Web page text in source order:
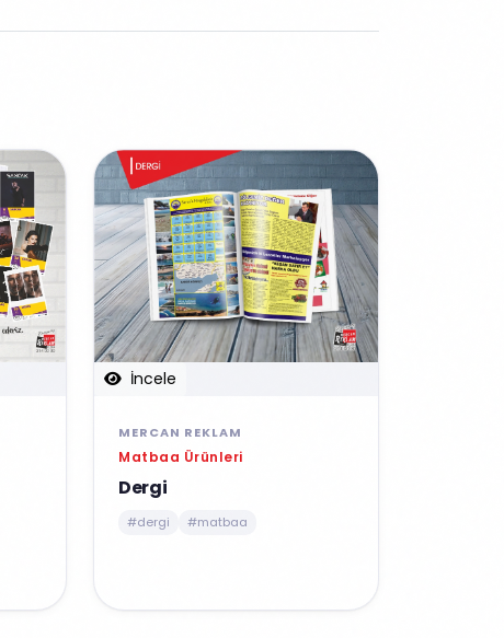
İncele
MERCAN REKLAM
Matbaa Ürünleri
Dergi
#dergi #matbaa